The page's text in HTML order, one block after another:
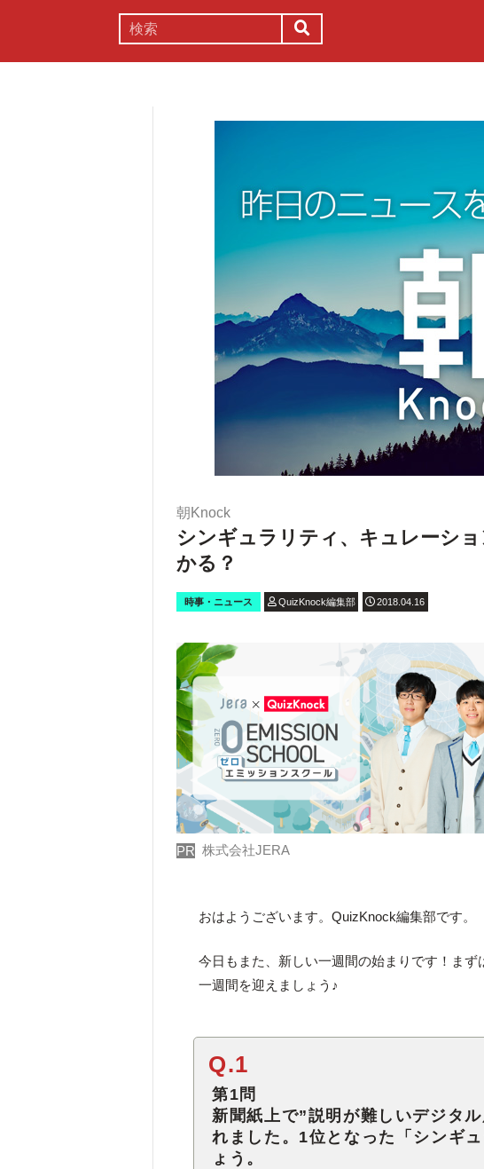
朝Knock
シンギュラリティ、キュレーシ
かる？
時事・ニュース QuizKnock編集部 2018.04.16
PR 株式会社JERA
おはようございます。QuizKnock編集部です。
今日もまた、新しい一週間の始まりです！ま
一週間を迎えましょう♪
Q.1
第1問
新聞紙上で”説明が難しいデジタ
れました。1位となった「シンギ
ょう。